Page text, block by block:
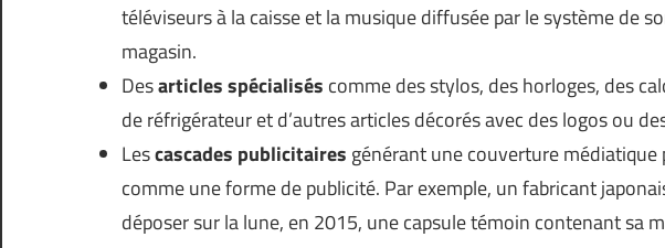
téléviseurs à la caisse et la musique diffusée par le système de
magasin.
Desarticles spécialisés comme des stylos, des horloges, des
de réfrigérateur et d’autres articles décorés avec des logos ou
Lescascades publicitaires générant une couverture
comme une forme de publicité. Par exemple, un fabricant
déposer sur la lune, en 2015, une capsule témoin contenant sa